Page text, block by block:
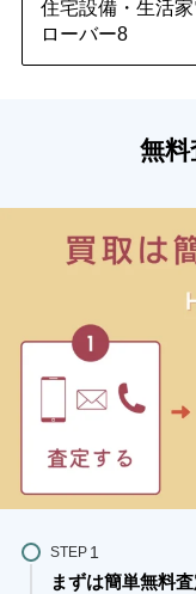
住宅設備・生活
ローバー8
無
STEP
まずは簡単無料査